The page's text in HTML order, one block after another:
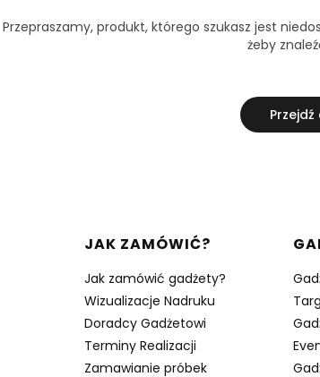
Przepraszamy, produkt, którego szukasz jest
żeby
Linki w stopce
JAK ZAMÓWIĆ?
Jak zamówić gadżety?
Wizualizacje Nadruku
Doradcy Gadżetowi
Terminy Realizacji
Zamawianie próbek